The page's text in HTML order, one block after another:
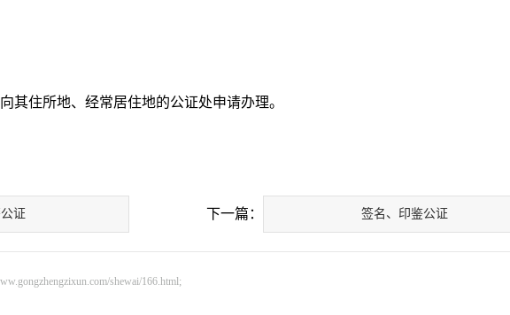
其住所地、经常居住地的公证处申请办理。
证 下一篇： 签名、印鉴公证
shewai/166.html;